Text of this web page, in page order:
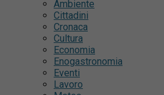
Ambiente
Cittadini
Cronaca
Cultura
Economia
Enogastronomia
Eventi
Lavoro